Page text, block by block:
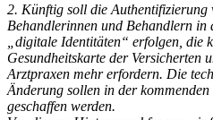
2. Künftig soll die Authentifizierung
Behandlerinnen und Behandlern
„digitale Identitäten“ erfolgen, die
Gesundheitskarte der Versicherten
Arztpraxen mehr erfordern. Die
Änderung sollen in der
geschaffen werden.